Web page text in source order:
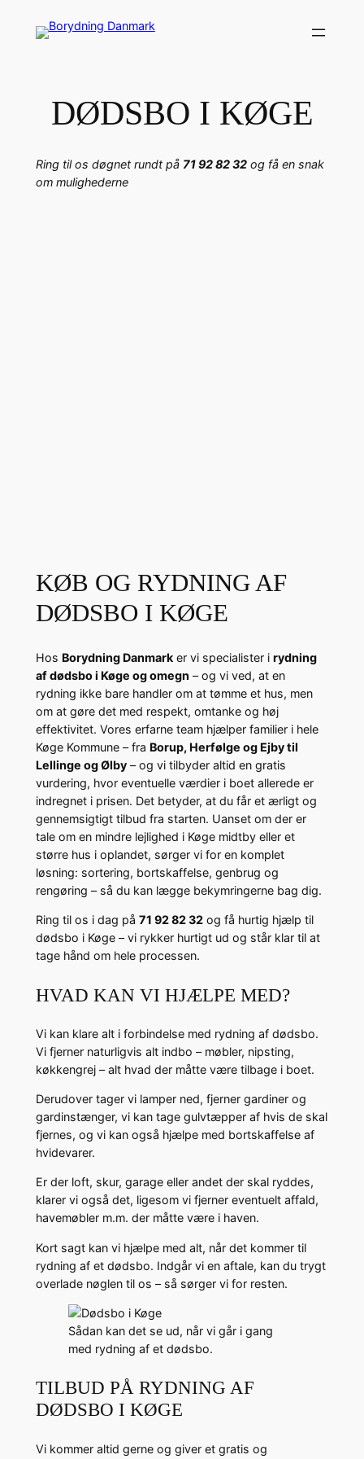
DØDSBO I KØGE
Ring til os døgnet rundt på 71 92 82 32og få en snak
om mulighederne
KØB OG RYDNING AF
DØDSBO I KØGE
Hos Borydning Danmarker vi specialister i rydning
af dødsbo i Køge og omegn – og vi ved, at en
rydning ikke bare handler om at tømme et hus, men
om at gøre det med respekt, omtanke og høj
effektivitet. Vores erfarne team hjælper familier i hele
Køge Kommune – fra Borup, Herfølge og Ejby til
Lellinge og Ølby– og vi tilbyder altid en gratis
vurdering, hvor eventuelle værdier i boet allerede er
indregnet i prisen. Det betyder, at du får et ærligt og
gennemsigtigt tilbud fra starten. Uanset om der er
tale om en mindre lejlighed i Køge midtby eller et
større hus i oplandet, sørger vi for en komplet
løsning: sortering, bortskaffelse, genbrug og
rengøring – så du kan lægge bekymringerne bag dig.
Ring til os i dag på 71 92 82 32og få hurtig hjælp til
dødsbo i Køge – vi rykker hurtigt ud og står klar til at
tage hånd om hele processen.
HVAD KAN VI HJÆLPE MED?
Vi kan klare alt i forbindelse med rydning af dødsbo.
Vi fjerner naturligvis alt indbo – møbler, nipsting,
køkkengrej – alt hvad der måtte være tilbage i boet.
Derudover tager vi lamper ned, fjerner gardiner og
gardinstænger, vi kan tage gulvtæpper af hvis de skal
fjernes, og vi kan også hjælpe med bortskaffelse af
hvidevarer.
Er der loft, skur, garage eller andet der skal ryddes,
klarer vi også det, ligesom vi fjerner eventuelt affald,
havemøbler m.m. der måtte være i haven.
Kort sagt kan vi hjælpe med alt, når det kommer til
rydning af et dødsbo. Indgår vi en aftale, kan du trygt
overlade nøglen til os – så sørger vi for resten.
Sådan kan det se ud, når vi går i gang
med rydning af et dødsbo.
TILBUD PÅ RYDNING AF
DØDSBO I KØGE
Vi kommer altid gerne og giver et gratis og